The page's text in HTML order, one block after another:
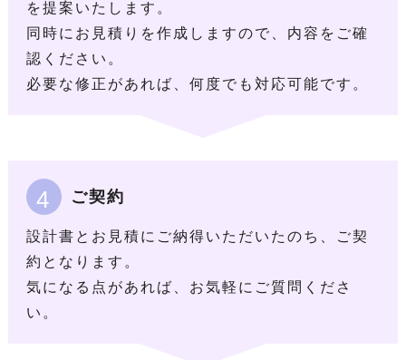
を提案いたします。
同時にお見積りを作成しますので、内容をご確
認ください。
必要な修正があれば、何度でも対応可能です。
4 ご契約
設計書とお見積にご納得いただいたのち、ご契
約となります。
気になる点があれば、お気軽にご質問くださ
い。